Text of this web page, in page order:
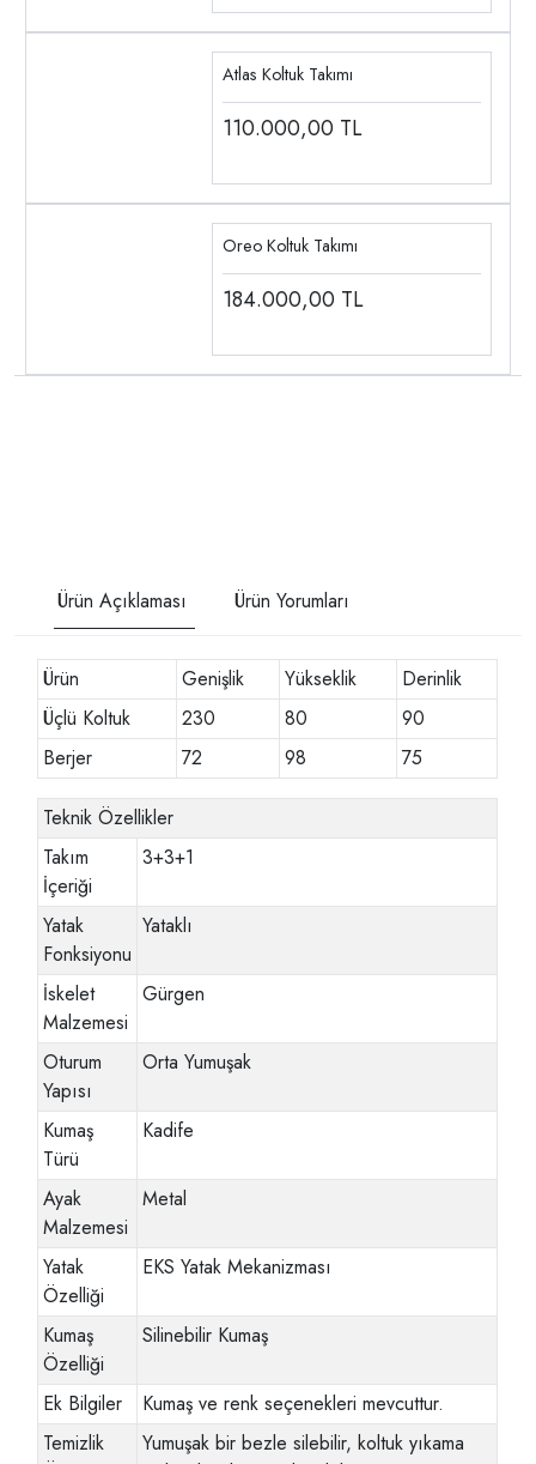
Atlas Koltuk Takımı
110.000,00 TL
Oreo Koltuk Takımı
184.000,00 TL
Ürün Açıklaması Ürün Yorumları
Ürün Genişlik Yükseklik
Derinlik
Üçlü Koltuk
230 80
90
Berjer
72 98 75
Teknik Özellikler
Takım
İçeriği
3+3+1
Yatak
Fonksiyonu
Yataklı
İskelet
Malzemesi
Gürgen
Oturum
Yapısı
Orta Yumuşak
Kumaş
Türü
Kadife
Ayak
Malzemesi
Metal
Yatak
Özelliği
EKS Yatak Mekanizması
Kumaş
Özelliği
Silinebilir Kumaş
Ek Bilgiler
Kumaş ve renk seçenekleri mevcuttur.
Temizlik
Yumuşak bir bezle silebilir, koltuk yıkama